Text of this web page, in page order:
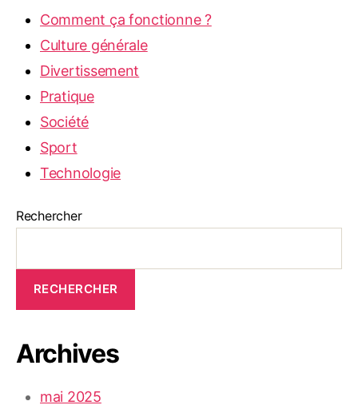
Comment ça fonctionne ?
Culture générale
Divertissement
Pratique
Société
Sport
Technologie
Rechercher
RECHERCHER
Archives
mai 2025